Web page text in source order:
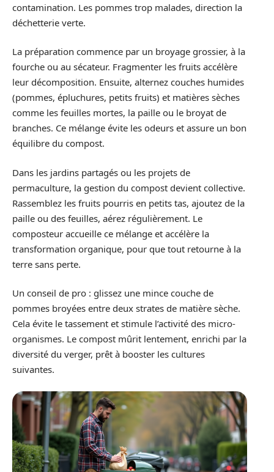
contamination. Les pommes trop malades, direction la
déchetterie verte.
La préparation commence par un broyage grossier, à la
fourche ou au sécateur. Fragmenter les fruits accélère
leur décomposition. Ensuite, alternez couches humides
(pommes, épluchures, petits fruits) et matières sèches
comme les feuilles mortes, la paille ou le broyat de
branches. Ce mélange évite les odeurs et assure un bon
équilibre du compost.
Dans les jardins partagés ou les projets de
permaculture, la gestion du compost devient collective.
Rassemblez les fruits pourris en petits tas, ajoutez de la
paille ou des feuilles, aérez régulièrement. Le
composteur accueille ce mélange et accélère la
transformation organique, pour que tout retourne à la
terre sans perte.
Un conseil de pro : glissez une mince couche de
pommes broyées entre deux strates de matière sèche.
Cela évite le tassement et stimule l’activité des micro-
organismes. Le compost mûrit lentement, enrichi par la
diversité du verger, prêt à booster les cultures
suivantes.